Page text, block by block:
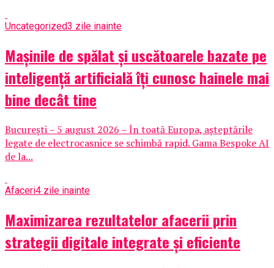
Uncategorized3 zile inainte
Mașinile de spălat și uscătoarele bazate pe
inteligență artificială îți cunosc hainele mai
bine decât tine
București – 5 august 2026 – În toată Europa, așteptările
legate de electrocasnice se schimbă rapid. Gama Bespoke AI
de la...
Afaceri4 zile inainte
Maximizarea rezultatelor afacerii prin
strategii digitale integrate și eficiente